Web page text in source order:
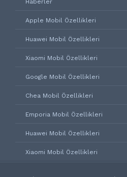
Haberler
Apple Mobil Özellikleri
Huawei Mobil Özellikleri
Xiaomi Mobil Özellikleri
Google Mobil Özellikleri
Chea Mobil Özellikleri
Emporia Mobil Özellikleri
Huawei Mobil Özellikleri
Xiaomi Mobil Özellikleri